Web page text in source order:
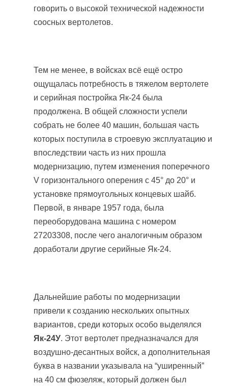
говорить о высокой технической надежности
соосных вертолетов.
Тем не менее, в войсках всё ещё остро
ощущалась потребность в тяжелом вертолете
и серийная постройка Як-24 была
продолжена. В общей сложности успели
собрать не более 40 машин, большая часть
которых поступила в строевую эксплуатацию и
впоследствии часть из них прошла
модернизацию, путем изменения поперечного
V горизонтального оперения с 45° до 20° и
установке прямоугольных концевых шайб.
Первой, в январе 1957 года, была
переоборудована машина с номером
27203308, после чего аналогичным образом
доработали другие серийные Як-24.
Дальнейшие работы по модернизации
привели к созданию нескольких опытных
вариантов, среди которых особо выделялся
Як-24У. Этот вертолет предназначался для
воздушно-десантных войск, а дополнительная
буква в названии указывала на “уширенный”
на 40 см фюзеляж, который должен был